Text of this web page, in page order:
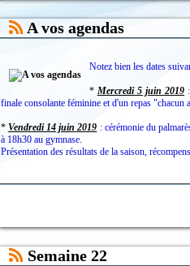
A vos agendas
Notez bien les dates
* Mercredi 5 juin 2019
finale consolante féminine et d'un repas "chacun
* Vendredi 14 juin 2019 : cérémonie du
à 18h30 au gymnase.
Présentation des résultats de la saison,
Semaine 22